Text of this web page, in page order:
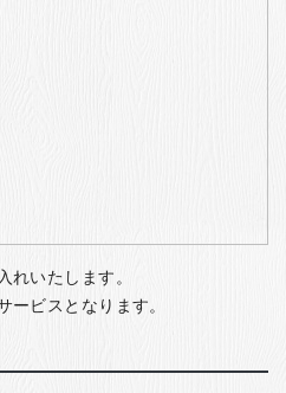
れいたします。
ービスとなります。